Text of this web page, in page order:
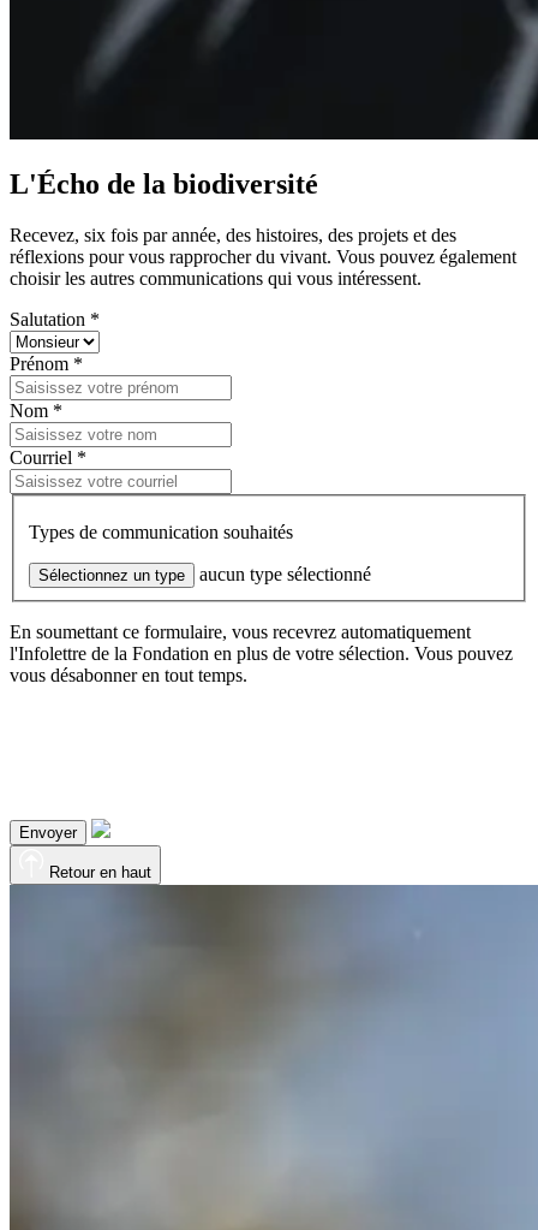
L'Écho de la biodiversité
Recevez, six fois par année, des histoires, des projets et des
réflexions pour vous rapprocher du vivant. Vous pouvez également
choisir les autres communications qui vous intéressent.
Salutation *
Prénom *
Nom *
Courriel *
Types de communication souhaités
Sélectionnez un type aucun type sélectionné
En soumettant ce formulaire, vous recevrez automatiquement
l'Infolettre de la Fondation en plus de votre sélection. Vous pouvez
vous désabonner en tout temps.
Envoyer
Retour en haut